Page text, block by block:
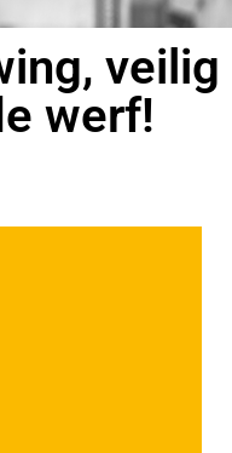
veilig
werf!